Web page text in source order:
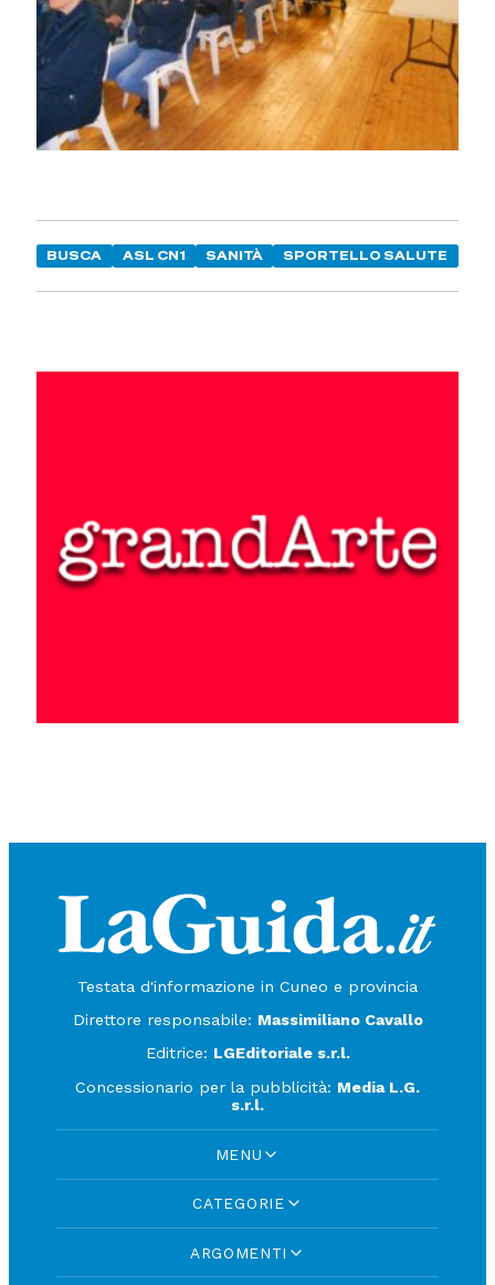
BUSCA ASL CN1 SANITÀ SPORTELLO SALUTE
Testata d'informazione in Cuneo e provincia
Direttore responsabile: Massimiliano Cavallo
Editrice: LGEditoriale s.r.l.
Concessionario per la pubblicità: Media L.G.
s.r.l.
MENU
CATEGORIE
ARGOMENTI